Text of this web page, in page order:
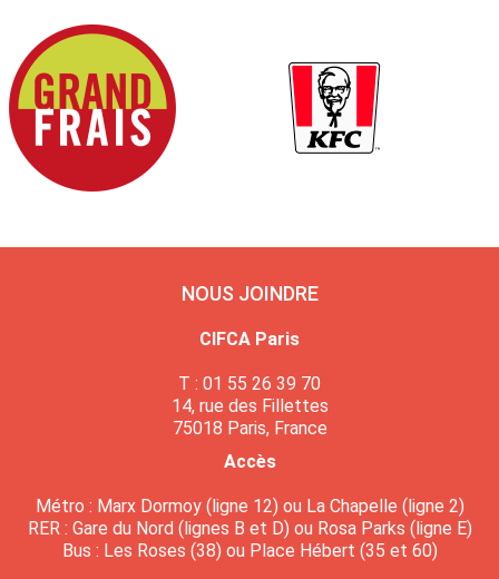
NOUS JOINDRE
CIFCA Paris
T : 01 55 26 39 70
14, rue des Fillettes
75018 Paris, France
Accès
Métro : Marx Dormoy (ligne 12) ou La Chapelle (ligne 2)
RER : Gare du Nord (lignes B et D) ou Rosa Parks (ligne E)
Bus : Les Roses (38) ou Place Hébert (35 et 60)